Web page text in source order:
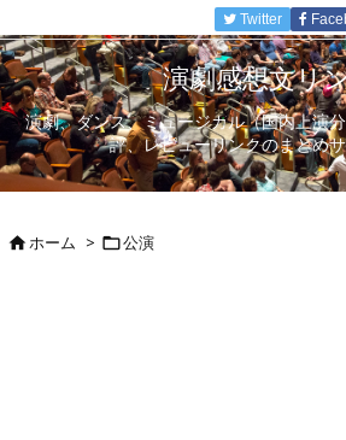
Twitter
演劇感想文リ
演劇、ダンス、ミュージカル（国内上演
評、レビューリンクのまとめ
ホーム > 公演